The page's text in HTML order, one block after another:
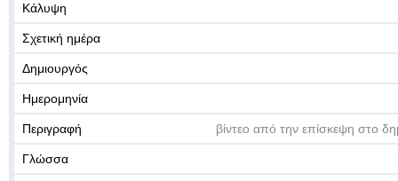
Κάλυψη
Σχετική ημέρα
Δημιουργός
Ημερομηνία
Περιγραφή βίντεο από την επίσκεψη στο
Γλώσσα